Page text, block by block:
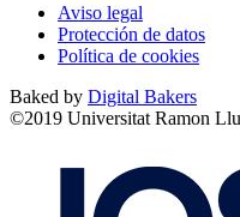
Aviso legal
Protección de datos
Política de cookies
Baked by Digital Bakers
©2019 Universitat Ramon